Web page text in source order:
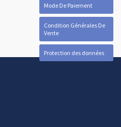
Mode De Paiement
Condition Générales De
Vente
Protection des données